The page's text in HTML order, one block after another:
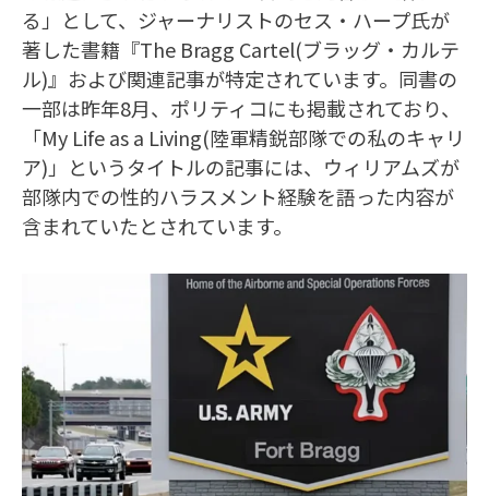
る」として、ジャーナリストのセス・ハープ氏が
著した書籍『The Bragg Cartel(ブラッグ・カルテ
ル)』および関連記事が特定されています。同書の
一部は昨年8月、ポリティコにも掲載されており、
「My Life as a Living(陸軍精鋭部隊での私のキャリ
ア)」というタイトルの記事には、ウィリアムズが
部隊内での性的ハラスメント経験を語った内容が
含まれていたとされています。